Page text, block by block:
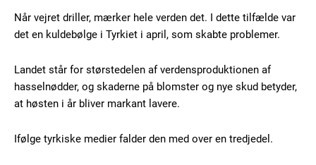
Når vejret driller, mærker hele verden det. I dette tilfælde var
det en kuldebølge i Tyrkiet i april, som skabte problemer.
Landet står for størstedelen af verdensproduktionen af
hasselnødder, og skaderne på blomster og nye skud betyder,
at høsten i år bliver markant lavere.
Ifølge tyrkiske medier falder den med over en tredjedel.